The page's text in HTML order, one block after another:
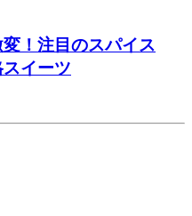
！注目のスパイス
スイーツ